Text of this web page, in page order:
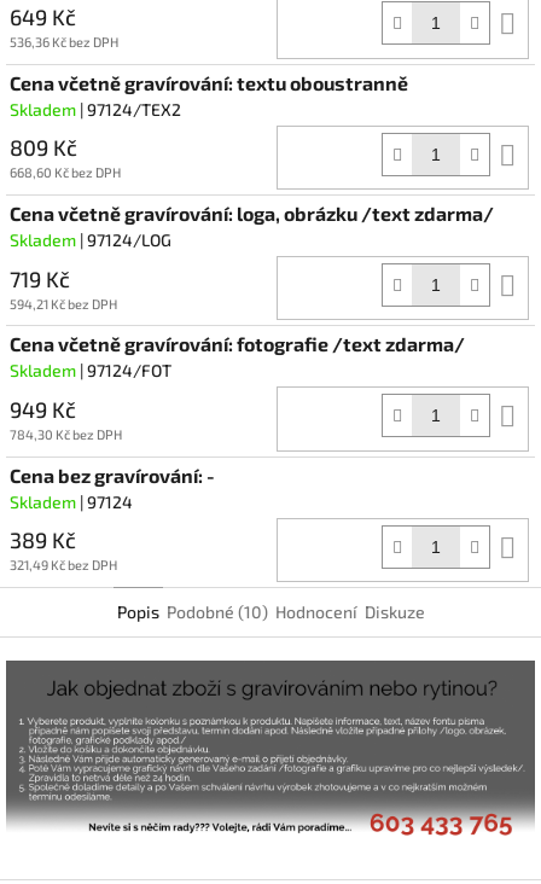
649 Kč
536,36 Kč bez DPH
Cena včetně gravírování: textu oboustranně
Skladem | 97124/TEX2
809 Kč
668,60 Kč bez DPH
Cena včetně gravírování: loga, obrázku /text zdarma/
Skladem | 97124/LOG
719 Kč
594,21 Kč bez DPH
Cena včetně gravírování: fotografie /text zdarma/
Skladem | 97124/FOT
949 Kč
784,30 Kč bez DPH
Cena bez gravírování: -
Skladem | 97124
389 Kč
321,49 Kč bez DPH
Popis Podobné (10) Hodnocení Diskuze